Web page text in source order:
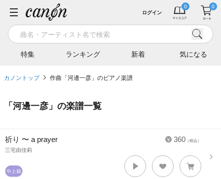
特集 ランキング 新着 気になる
ログイン
カノントップ 作曲「河邊一彦」のピアノ楽譜
「 河邊一彦 」の楽譜一覧
360 （税込）
祈り 〜 a prayer
三宅由佳莉